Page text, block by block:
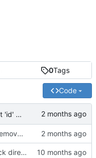
0Tags
Code
refactor(model): remove default 'id' from dbIgnoreSave list
refactor(model): remove default 'id' from dbIgnoreSave list
fix(htaccess): Block direct access to vendor and src folders